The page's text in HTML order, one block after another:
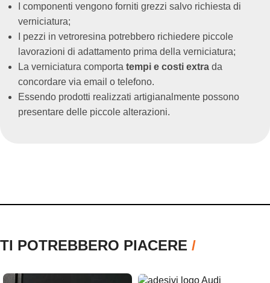
I componenti vengono forniti grezzi salvo richiesta di
verniciatura;
I pezzi in vetroresina potrebbero richiedere piccole
lavorazioni di adattamento prima della verniciatura;
La verniciatura comporta tempi e costi extra da
concordare via email o telefono.
Essendo prodotti realizzati artigianalmente possono
presentare delle piccole alterazioni.
TI POTREBBERO PIACERE /